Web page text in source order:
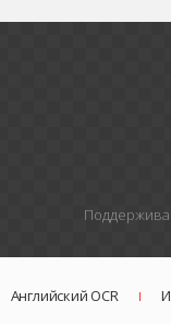
Английский OCR